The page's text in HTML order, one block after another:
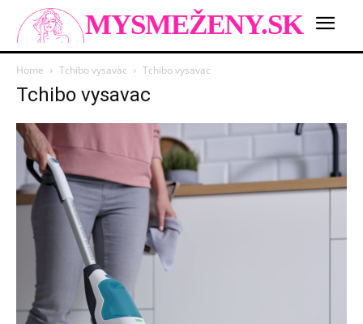
MYSMEŽENY.SK
Home Tchibo vysavac Tchibo vysavac
Tchibo vysavac